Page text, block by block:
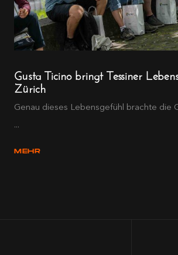
Gusta Ticino bringt Tessiner
Zürich
Genau dieses Lebensgefühl brachte die
...
MEHR